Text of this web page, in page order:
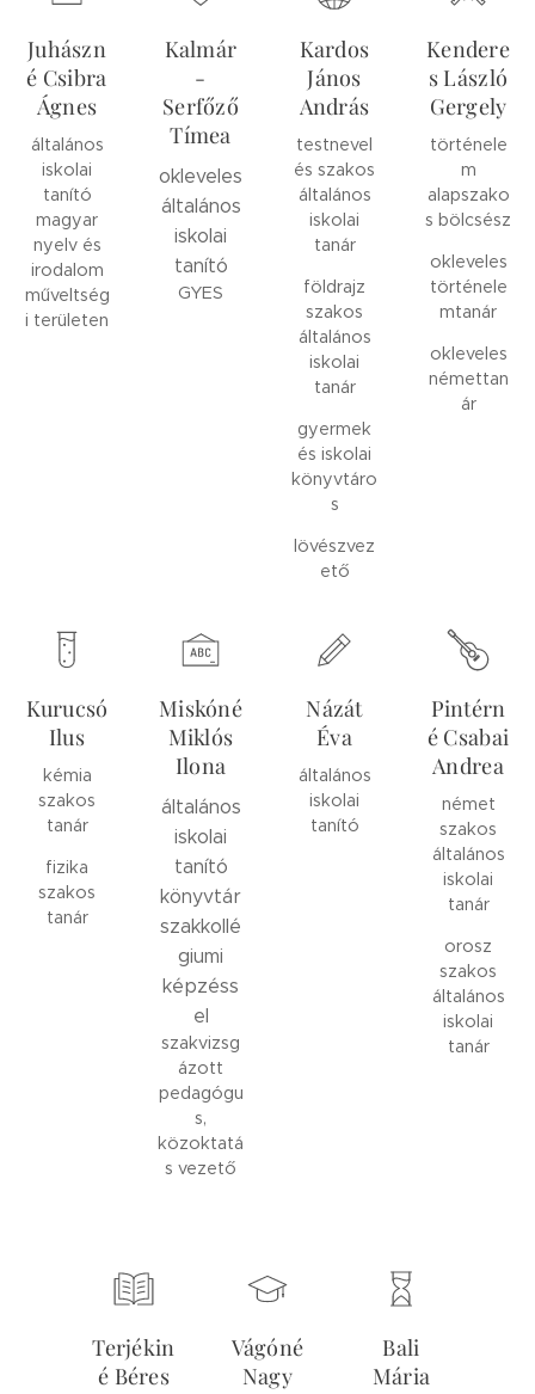
Juhászn
é Csibra
Ágnes
általános
iskolai
tanító
magyar
nyelv és
irodalom
műveltség
i területen
Kalmár
-
Serfőző
Tímea
okleveles
általános
iskolai
tanító
GYES
Kardos
János
András
testnevel
és szakos
általános
iskolai
tanár
földrajz
szakos
általános
iskolai
tanár
gyermek
és iskolai
könyvtáro
s
lövészvez
ető
Kendere
s László
Gergely
történele
m
alapszako
s bölcsész
okleveles
történele
mtanár
okleveles
némettan
ár
Kurucsó
Ilus
kémia
szakos
tanár
fizika
szakos
tanár
Miskóné
Miklós
Ilona
általános
iskolai
tanító
könyvtár
szakkollé
giumi
képzéss
el
szakvizsg
ázott
pedagógu
s,
közoktatá
s vezető
Názát
Éva
általános
iskolai
tanító
Pintérn
é Csabai
Andrea
német
szakos
általános
iskolai
tanár
orosz
szakos
általános
iskolai
tanár
Terjékin
é Béres
Vágóné
Nagy
Bali
Mária